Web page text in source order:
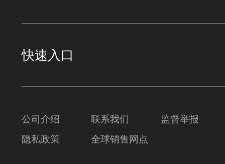
快速入口
公司介绍 联系我们
监督举报
隐私政策
全球销售网点